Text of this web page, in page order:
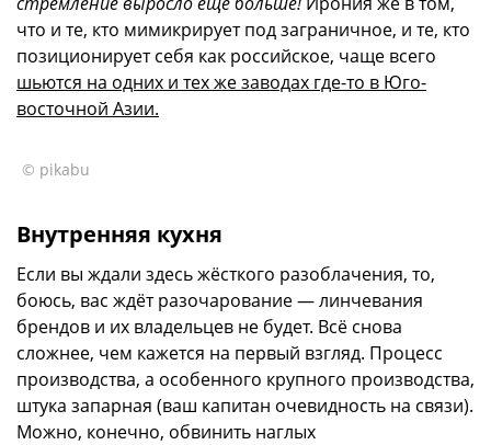
что и те, кто мимикрирует под заграничное, и те, кто
позиционирует себя как российское, чаще всего
шьются на одних и тех же заводах где-то в Юго-
восточной Азии.
© pikabu
Внутренняя кухня
Если вы ждали здесь жёсткого разоблачения, то,
боюсь, вас ждёт разочарование — линчевания
брендов и их владельцев не будет. Всё снова
сложнее, чем кажется на первый взгляд. Процесс
производства, а особенного крупного производства,
штука запарная (ваш капитан очевидность на связи).
Можно, конечно, обвинить наглых